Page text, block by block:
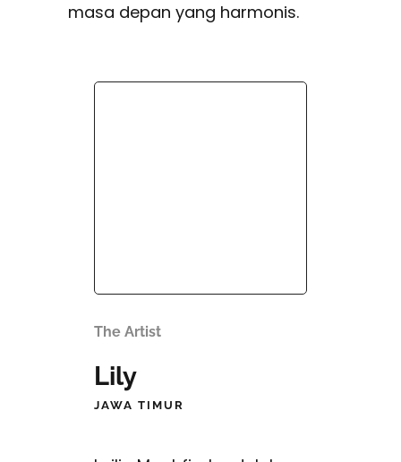
masa depan yang harmonis.
The Artist
Lily
JAWA TIMUR